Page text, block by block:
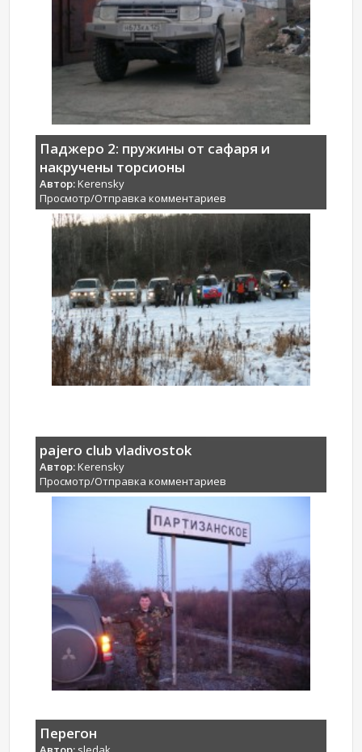
Паджеро 2: пружины от сафаря и
накручены торсионы
Автор:Kerensky
Просмотр/Отправка комментариев
pajero club vladivostok
Автор:Kerensky
Просмотр/Отправка комментариев
Перегон